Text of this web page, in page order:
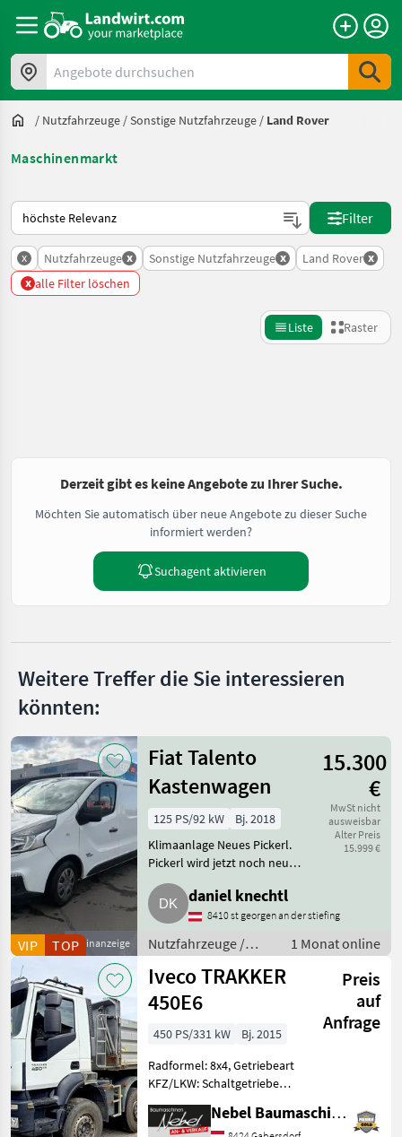
Angebote durchsuchen
/ Nutzfahrzeuge /Sonstige Nutzfahrzeuge / Land Rover
Maschinenmarkt
So wird auf Landwirt.com sortiert
Filter
x Nutzfahrzeuge x Sonstige Nutzfahrzeuge x Land Rover x
x alle Filter löschen
Liste Raster
Derzeit gibt es keine Angebote zu Ihrer Suche.
Möchten Sie automatisch über neue Angebote zu dieser Suche
informiert werden?
Suchagent aktivieren
Weitere Treffer die Sie interessieren
könnten:
Kleinanzeige
VIP TOP
Fiat Talento
Kastenwagen
15.300
€
MwSt nicht
ausweisbar
Alter Preis
15.999 €
125 PS/92 kW
Bj. 2018
Klimaanlage Neues Pickerl.
Pickerl wird jetzt noch neu
gemacht. Ab Ende Juni
abzugeben (in dringenden
Fällen auch früher). Fiat Talento
daniel knechtl
8410 st georgen an der stiefing
Nutzfahrzeuge /
Lastwagen (LKW)
1 Monat online
Iveco TRAKKER
450E6
Preis
auf
Anfrage
450 PS/331 kW
Bj. 2015
Radformel: 8x4, Getriebeart
KFZ/LKW: Schaltgetriebe
MEILLER, Pickerl bis
Nebel Baumaschinen